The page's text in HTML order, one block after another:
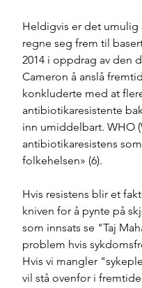
Heldigvis er det umulig
regne seg frem til
2014 i oppdrag av den
Cameron å anslå
konkluderte med at
antibiotikaresistente
inn umiddelbart. WHO
antibiotikaresistens
folkehelsen» (6).
Hvis resistens blir et
kniven for å pynte på
som innsats se "Taj
problem hvis
Hvis vi mangler
vil stå ovenfor i